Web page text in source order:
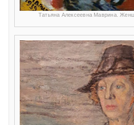
Татьяна Алексеевна Маврина.